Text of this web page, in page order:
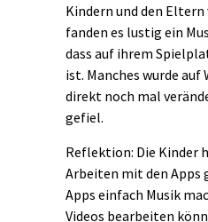
Kindern und den
fanden es lustig ein
dass auf ihrem
ist. Manches wurde auf
direkt noch mal
gefiel.
Reflektion: Die Kinder
Arbeiten mit den
Apps einfach Musik
Videos bearbeiten